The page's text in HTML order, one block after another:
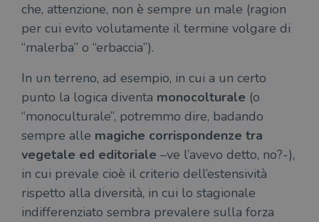
che, attenzione, non è sempre un male (ragion
per cui evito volutamente il termine volgare di
“malerba” o “erbaccia”).
In un terreno, ad esempio, in cui a un certo
punto la logica diventa monocolturale (o
“monoculturale”, potremmo dire, badando
sempre alle magiche corrispondenze tra
vegetale ed editoriale –ve l’avevo detto, no?-),
in cui prevale cioè il criterio dell’estensività
rispetto alla diversità, in cui lo stagionale
indifferenziato sembra prevalere sulla forza